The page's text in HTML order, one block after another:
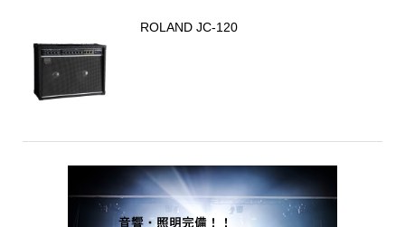
ROLAND JC-120